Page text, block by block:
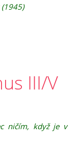
III/V
ničím, když je v